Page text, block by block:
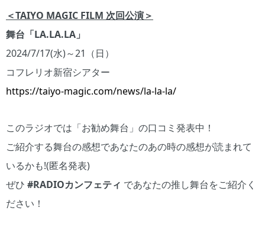
＜TAIYO MAGIC FILM 次回公演＞
舞台「LA.LA.LA」
2024/7/17(水)～21（日）
コフレリオ新宿シアター
https://taiyo-magic.com/news/la-la-la/
このラジオでは「お勧め舞台」の口コミ発表中！
ご紹介する舞台の感想であなたのあの時の感想が読まれて
いるかも!(匿名発表)
ぜひ #RADIOカンフェティ であなたの推し舞台をご紹介く
ださい！